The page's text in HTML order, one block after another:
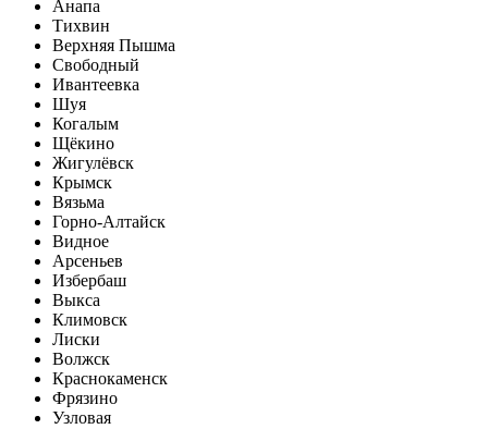
Анапа
Тихвин
Верхняя Пышма
Свободный
Ивантеевка
Шуя
Когалым
Щёкино
Жигулёвск
Крымск
Вязьма
Горно-Алтайск
Видное
Арсеньев
Избербаш
Выкса
Климовск
Лиски
Волжск
Краснокаменск
Фрязино
Узловая